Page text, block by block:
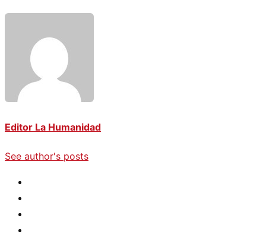
Editor La Humanidad
See author's posts